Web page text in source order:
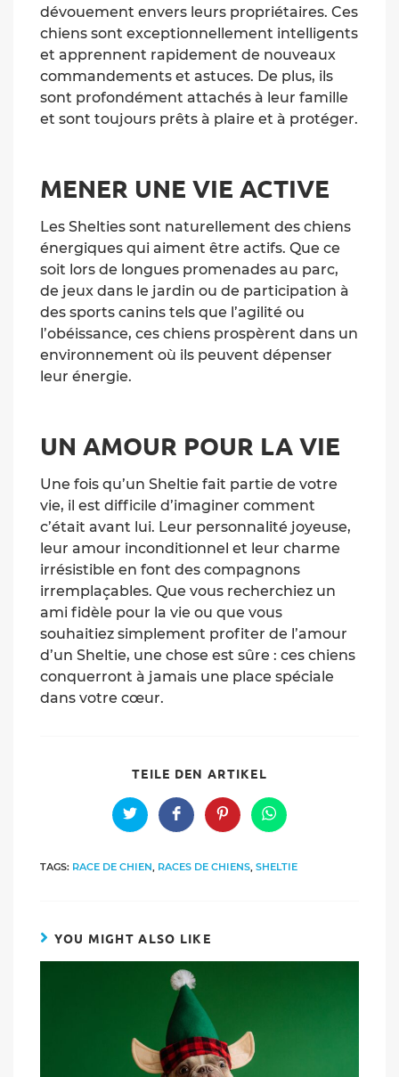
dévouement envers leurs propriétaires. Ces
chiens sont exceptionnellement intelligents
et apprennent rapidement de nouveaux
commandements et astuces. De plus, ils
sont profondément attachés à leur famille
et sont toujours prêts à plaire et à protéger.
MENER UNE VIE ACTIVE
Les Shelties sont naturellement des chiens
énergiques qui aiment être actifs. Que ce
soit lors de longues promenades au parc,
de jeux dans le jardin ou de participation à
des sports canins tels que l’agilité ou
l’obéissance, ces chiens prospèrent dans un
environnement où ils peuvent dépenser
leur énergie.
UN AMOUR POUR LA VIE
Une fois qu’un Sheltie fait partie de votre
vie, il est difficile d’imaginer comment
c’était avant lui. Leur personnalité joyeuse,
leur amour inconditionnel et leur charme
irrésistible en font des compagnons
irremplaçables. Que vous recherchiez un
ami fidèle pour la vie ou que vous
souhaitiez simplement profiter de l’amour
d’un Sheltie, une chose est sûre : ces chiens
conquerront à jamais une place spéciale
dans votre cœur.
TEILE DEN ARTIKEL
CONTENT
Opens
in
window
Opens
in
window
Opens
in
window
Opens
in
window
TAGS: RACE DE CHIEN RACES DE CHIENS SHELTIE
YOU MIGHT ALSO LIKE